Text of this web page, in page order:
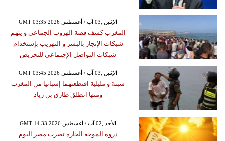
GMT 03:35 2026 الإثنين ,03 آب / أغسطس
المغرب كشف قصة الهروب الجماعي و يتَهم
شبكات الإتجار بالبشر و التهريب بإستخدام
شبكات التواصل الإجتماعي للتحريض
GMT 03:45 2026 الإثنين ,03 آب / أغسطس
سبتة و مليلية اقتطعتهما إسبانيا من المغرب
ومنها انطلق طارق بن زياد
GMT 14:33 2026 الأحد ,02 آب / أغسطس
ذروة الموجة الحارة تضرب مصر اليوم